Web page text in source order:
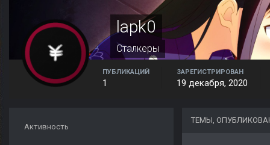
lapk0
Сталкеры
ПУБЛИКАЦИЙ
1
ЗАРЕГИСТРИРОВАН
19 декабря, 2020
Активность
ТЕМЫ,